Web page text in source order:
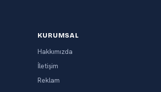
KURUMSAL
Hakkımızda
İletişim
Reklam